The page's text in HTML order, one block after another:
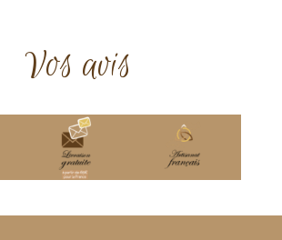
Vos avis